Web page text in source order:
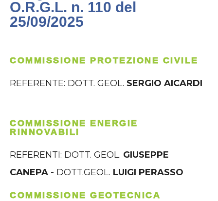
O.R.G.L. n. 110 del
25/09/2025
COMMISSIONE PROTEZIONE CIVILE
REFERENTE: DOTT. GEOL. SERGIO AICARDI
COMMISSIONE ENERGIE
RINNOVABILI
REFERENTI: DOTT. GEOL. GIUSEPPE
CANEPA - DOTT.GEOL. LUIGI PERASSO
COMMISSIONE GEOTECNICA